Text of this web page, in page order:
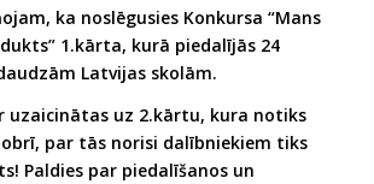
ka noslēgusies Konkursa “Mans
1.kārta, kurā piedalījās 24
Latvijas skolām.
uzaicinātas uz 2.kārtu, kura notiks
par tās norisi dalībniekiem tiks
Paldies par piedalīšanos un